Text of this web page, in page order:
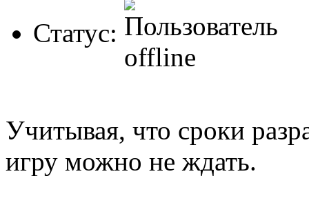
Статус:
Учитывая, что сроки
игру можно не ждать.